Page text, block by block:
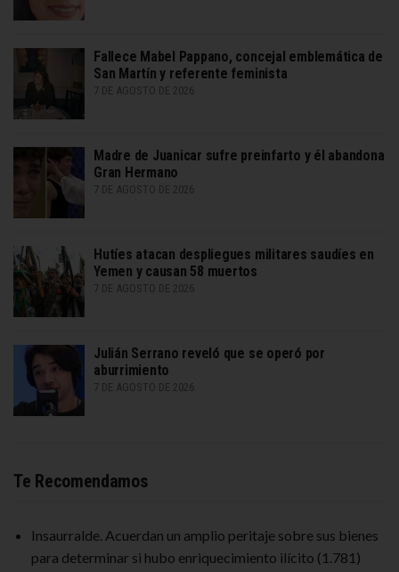
Fallece Mabel Pappano, concejal emblemática de
San Martín y referente feminista
7 DE AGOSTO DE 2026
Madre de Juanicar sufre preinfarto y él abandona
Gran Hermano
7 DE AGOSTO DE 2026
Hutíes atacan despliegues militares saudíes en
Yemen y causan 58 muertos
7 DE AGOSTO DE 2026
Julián Serrano reveló que se operó por
aburrimiento
7 DE AGOSTO DE 2026
Te Recomendamos
Insaurralde. Acuerdan un amplio peritaje sobre sus bienes
para determinar si hubo enriquecimiento ilícito (1.781)